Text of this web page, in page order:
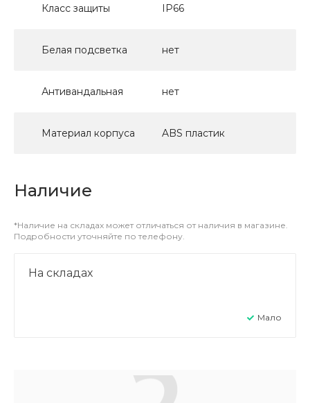
Класс защиты IP66
Белая подсветка нет
Антивандальная нет
Материал корпуса ABS пластик
Наличие
*Наличие на складах может отличаться от наличия в магазине.
Подробности уточняйте по телефону.
На складах
Мало